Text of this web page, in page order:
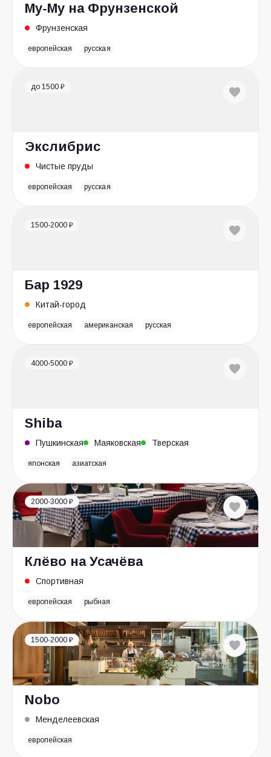
Му-Му на Фрунзенской
Фрунзенская
европейская русская
до 1500 ₽
Экслибрис
Чистые пруды
европейская русская
1500-2000 ₽
Бар 1929
Китай-город
европейская американская русская
4000-5000 ₽
Shiba
Пушкинская Маяковская Тверская
японская азиатская
2000-3000 ₽
Клёво на Усачёва
Спортивная
европейская рыбная
1500-2000 ₽
Nobo
Менделеевская
европейская